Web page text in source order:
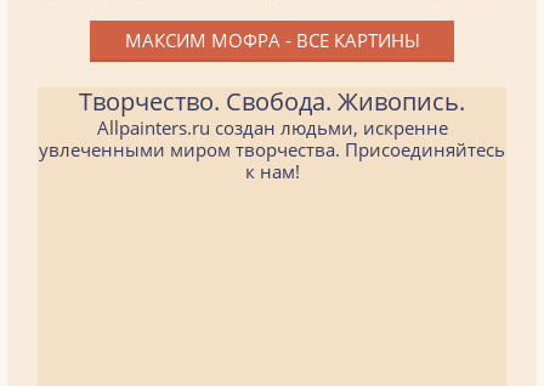
МАКСИМ МОФРА - ВСЕ КАРТИНЫ
Творчество. Свобода. Живопись.
Allpainters.ru создан людьми, искренне
увлеченными миром творчества. Присоединяйтесь
к нам!